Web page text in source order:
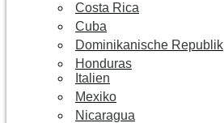
Costa Rica
Cuba
Dominikanische Republik
Honduras
Italien
Mexiko
Nicaragua